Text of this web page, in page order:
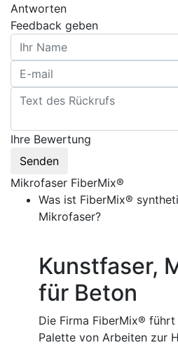
Antworten
Feedback geben
Ihre Bewertung
Senden
Mikrofaser FiberMix®
Was ist FiberMix®
Mikrofaser?
Kunstfaser,
für Beton
Die Firma FiberMix®
Palette von Arbeiten zur